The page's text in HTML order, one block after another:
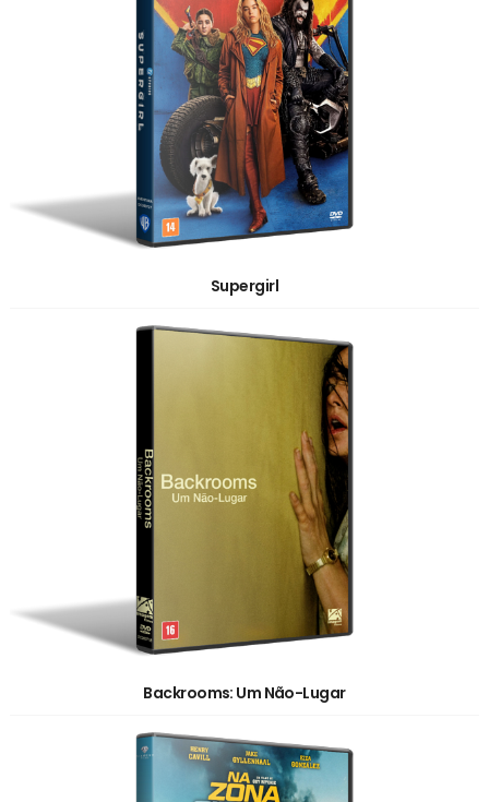
Supergirl
Backrooms: Um Não-Lugar